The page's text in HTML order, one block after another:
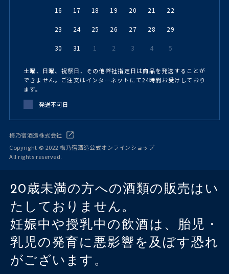
16 17 18 19 20 21 22
23 24 25 26 27 28 29
30 31 1 2 3 4 5
土曜、日曜、祝祭日、その他弊社指定日は商品を発送することが
できません。ご注文はインターネットにて24時間お受けしており
ます。
発送不可日
梅乃宿酒造株式会社
Copyright © 2022 梅乃宿酒造公式オンラインショップ
All rights reserved.
20歳未満の方への酒類の販売はい
たしておりません。
妊娠中や授乳中の飲酒は、胎児・
乳児の発育に悪影響を及ぼす恐れ
がございます。